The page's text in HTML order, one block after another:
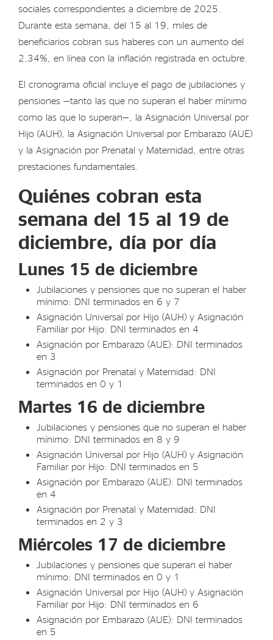
sociales correspondientes a diciembre de 2025.
Durante esta semana, del 15 al 19, miles de
beneficiarios cobran sus haberes con un aumento del
2,34%, en línea con la inflación registrada en octubre.
El cronograma oficial incluye el pago de jubilaciones y
pensiones —tanto las que no superan el haber mínimo
como las que lo superan—, la Asignación Universal por
Hijo (AUH), la Asignación Universal por Embarazo (AUE)
y la Asignación por Prenatal y Maternidad, entre otras
prestaciones fundamentales.
Quiénes cobran esta
semana del 15 al 19 de
diciembre, día por día
Lunes 15 de diciembre
Jubilaciones y pensiones que no superan el haber
mínimo: DNI terminados en 6 y 7
Asignación Universal por Hijo (AUH) y Asignación
Familiar por Hijo: DNI terminados en 4
Asignación por Embarazo (AUE): DNI terminados
en 3
Asignación por Prenatal y Maternidad: DNI
terminados en 0 y 1
Martes 16 de diciembre
Jubilaciones y pensiones que no superan el haber
mínimo: DNI terminados en 8 y 9
Asignación Universal por Hijo (AUH) y Asignación
Familiar por Hijo: DNI terminados en 5
Asignación por Embarazo (AUE): DNI terminados
en 4
Asignación por Prenatal y Maternidad: DNI
terminados en 2 y 3
Miércoles 17 de diciembre
Jubilaciones y pensiones que superan el haber
mínimo: DNI terminados en 0 y 1
Asignación Universal por Hijo (AUH) y Asignación
Familiar por Hijo: DNI terminados en 6
Asignación por Embarazo (AUE): DNI terminados
en 5